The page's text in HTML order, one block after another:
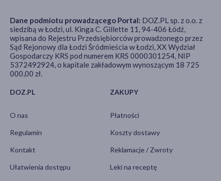
DOZ.PL
O nas
Regulamin
Kontakt
Ułatwienia dostępu
ZAKUPY
Płatności
Koszty dostawy
Reklamacje / Zwroty
Leki na receptę
Dane podmiotu prowadzącego Portal: DOZ.PL sp. z o.o. z
siedzibą w Łodzi, ul. Kinga C. Gillette 11, 94-406 Łódź,
wpisana do Rejestru Przedsiębiorców prowadzonego przez
Sąd Rejonowy dla Łodzi Śródmieścia w Łodzi, XX Wydział
Gospodarczy KRS pod numerem KRS 0000301254, NIP
5372492924, o kapitale zakładowym wynoszącym 18 725
000,00 zł.